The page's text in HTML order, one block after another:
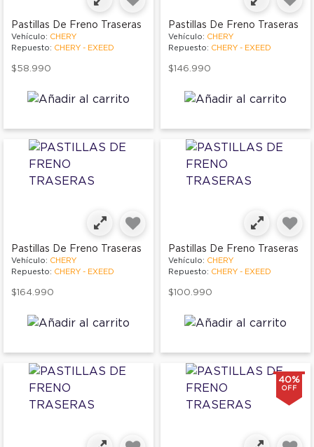
Pastillas De Freno Traseras
Vehículo: CHERY
Repuesto: CHERY - EXEED
$58.990
Pastillas De Freno Traseras
Vehículo: CHERY
Repuesto: CHERY - EXEED
$146.990
Pastillas De Freno Traseras
Vehículo: CHERY
Repuesto: CHERY - EXEED
$164.990
Pastillas De Freno Traseras
Vehículo: CHERY
Repuesto: CHERY - EXEED
$100.990
40%
OFF